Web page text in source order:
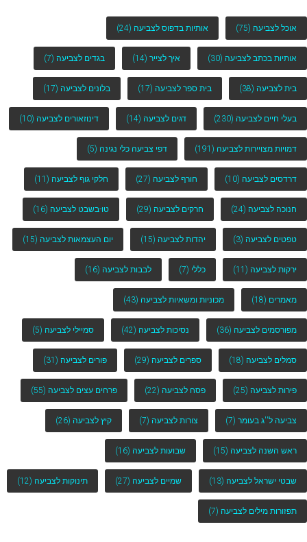
אוכל לצביעה (75) אותיות בדפוס לצביעה (24)
אותיות בכתב לצביעה (30) איך לצייר (14) בגדים לצביעה (7)
בית לצביעה (38) בית ספר לצביעה (17) בלונים לצביעה (17)
בעלי חיים לצביעה (230) דגים לצביעה (14) דינוזאורים לצביעה (10)
דמויות מצויירות לצביעה (191) דפי צביעה כלי נגינה (5)
דרדסים לצביעה (10) חורף לצביעה (27) חלקי גוף לצביעה (11)
חנוכה לצביעה (24) חרקים לצביעה (29) טו-בשבט לצביעה (16)
טפטים לצביעה (3) יהדות לצביעה (15) יום העצמאות לצביעה (15)
ירקות לצביעה (11) כללי (7) לבבות לצביעה (16)
מאמרים (18) מכוניות ומשאיות לצביעה (43)
מפורסמים לצביעה (36) נסיכות לצביעה (42) סמיילי לצביעה (5)
סמלים לצביעה (18) ספרים לצביעה (29) פורים לצביעה (31)
פירות לצביעה (25) פסח לצביעה (22) פרחים עצים לצביעה (55)
צביעה ל''ג בעומר (7) צורות לצביעה (7) קיץ לצביעה (26)
ראש השנה לצביעה (15) שבועות לצביעה (16)
שבטי ישראל לצביעה (13) שמיים לצביעה (27) תינוקות לצביעה (12)
תפזורות מילים לצביעה (7)